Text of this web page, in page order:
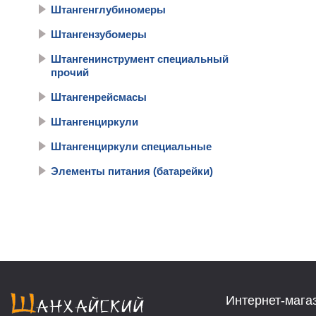
Штангенглубиномеры
Штангензубомеры
Штангенинструмент специальный
прочий
Штангенрейсмасы
Штангенциркули
Штангенциркули специальные
Элементы питания (батарейки)
Интернет-